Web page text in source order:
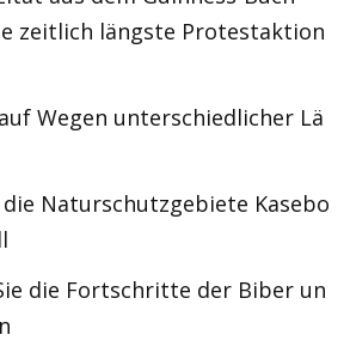
zeitlich längste Protestaktion
Wegen unterschiedlicher Lä
die Naturschutzgebiete Kasebo
die Fortschritte der Biber un